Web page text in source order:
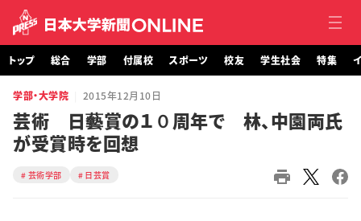
トップ
総合
学部・大学院
トップ 総合 学部 付属校 スポーツ 校友 学生社会 特集
学部・大学院 2015年12月10日
芸術 日藝賞の１０周年で 林、中園両氏
が受賞時を回想
芸術学部 日芸賞